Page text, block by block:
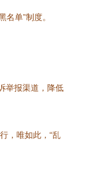
单”制度。
举报渠道，降低
，唯如此，“乱